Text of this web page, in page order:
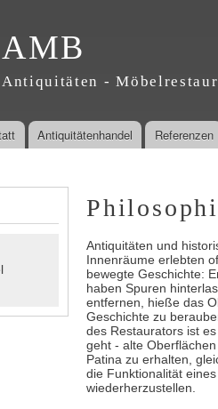
AMB
Antiquitäten -
Antiquitätenhandel Referenzen
Antiquitäten und
Innenräume erlebten
bewegte Geschichte:
haben Spuren
entfernen, hieße das
Geschichte zu
des Restaurators ist
geht - alte
Patina zu erhalten,
die Funktionalität
wiederherzustellen.